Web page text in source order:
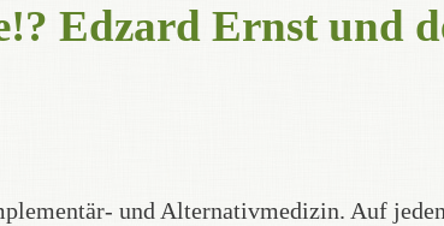
Edzard Ernst und
und Alternativmedizin. Auf